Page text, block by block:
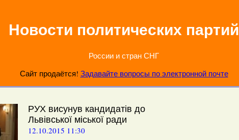
Новости политических партий
России и стран СНГ
Сайт продаётся! Задавайте вопросы по электронной почте
РУХ висунув кандидатів до
Львівської міської ради
12.10.2015 11:30